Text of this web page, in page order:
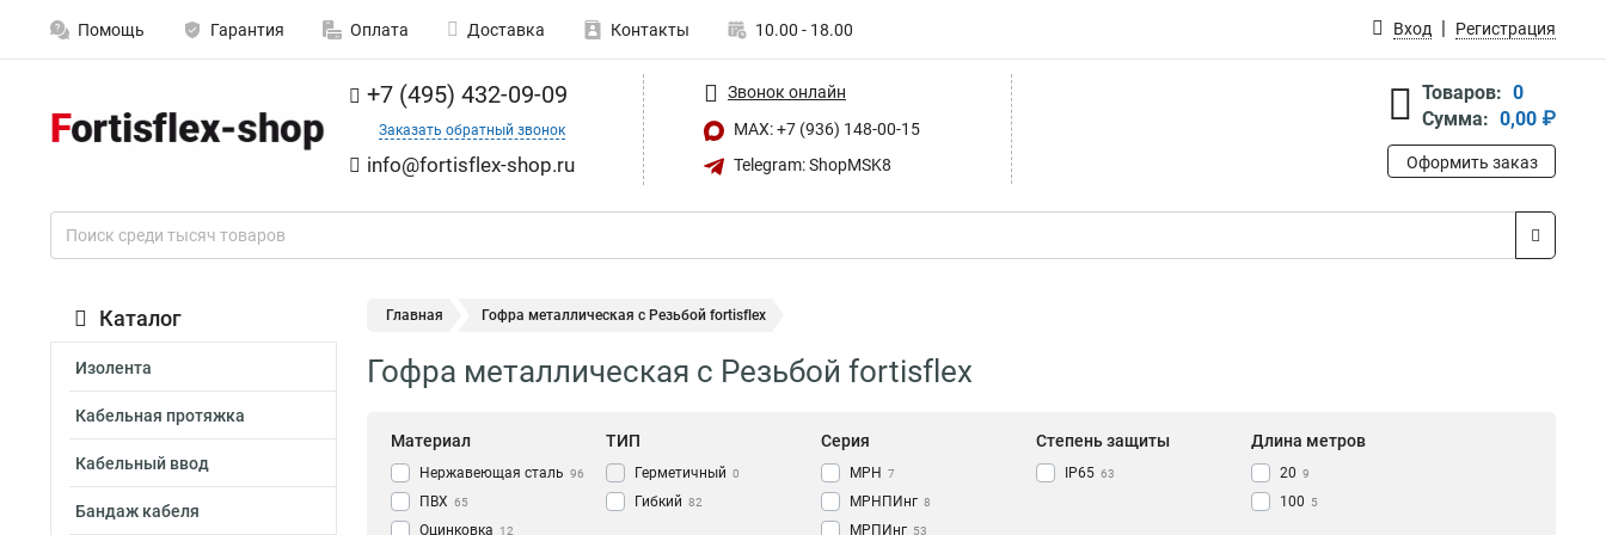
Помощь Гарантия Оплата Доставка Контакты 10.00 - 18.00 Вход Регистрация
+7 (495) 432-09-09
Заказать обратный звонок
info@fortisflex-shop.ru
Звонок онлайн
MAX: +7 (936) 148-00-15
Telegram: ShopMSK8
Товаров: 0
Сумма: 0,00 ₽
Оформить заказ
Каталог
Изолента
Кабельная протяжка
Кабельный ввод
Бандаж кабеля
Главная Гофра металлическая с Резьбой fortisflex
Гофра металлическая с Резьбой fortisflex
Материал
Нержавеющая сталь 96
ПВХ 65
Оцинковка 12
ТИП
Герметичный 0
Гибкий 82
Серия
МРН 7
МРНПИнг 8
МРПИнг 53
Степень защиты
IP65 63
Длина метров
20 9
100 5